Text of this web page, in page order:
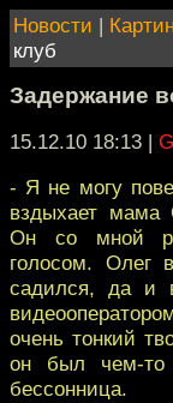
Новости |
клуб
Задержание
15.12.10 18:13 |
- Я не могу
вздыхает мама
Он со мной
голосом. Олег
садился, да и
очень тонкий
он был чем-то
бессонница.